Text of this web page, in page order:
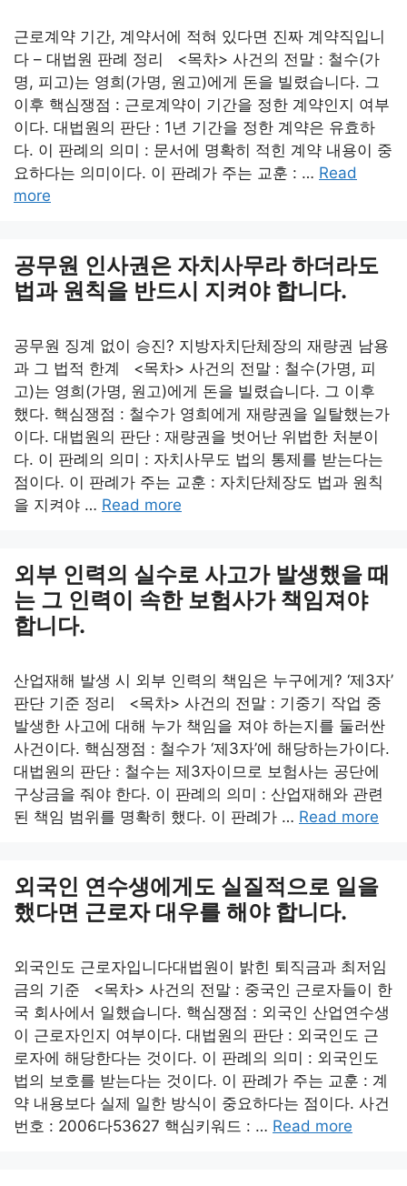
근로계약 기간, 계약서에 적혀 있다면 진짜 계약직입니
다 – 대법원 판례 정리 <목차> 사건의 전말 : 철수(가
명, 피고)는 영희(가명, 원고)에게 돈을 빌렸습니다. 그
이후 핵심쟁점 : 근로계약이 기간을 정한 계약인지 여부
이다. 대법원의 판단 : 1년 기간을 정한 계약은 유효하
다. 이 판례의 의미 : 문서에 명확히 적힌 계약 내용이 중
요하다는 의미이다. 이 판례가 주는 교훈 : … Read
more
공무원 인사권은 자치사무라 하더라도
법과 원칙을 반드시 지켜야 합니다.
공무원 징계 없이 승진? 지방자치단체장의 재량권 남용
과 그 법적 한계 <목차> 사건의 전말 : 철수(가명, 피
고)는 영희(가명, 원고)에게 돈을 빌렸습니다. 그 이후
했다. 핵심쟁점 : 철수가 영희에게 재량권을 일탈했는가
이다. 대법원의 판단 : 재량권을 벗어난 위법한 처분이
다. 이 판례의 의미 : 자치사무도 법의 통제를 받는다는
점이다. 이 판례가 주는 교훈 : 자치단체장도 법과 원칙
을 지켜야 … Read more
외부 인력의 실수로 사고가 발생했을 때
는 그 인력이 속한 보험사가 책임져야
합니다.
산업재해 발생 시 외부 인력의 책임은 누구에게? ‘제3자’
판단 기준 정리 <목차> 사건의 전말 : 기중기 작업 중
발생한 사고에 대해 누가 책임을 져야 하는지를 둘러싼
사건이다. 핵심쟁점 : 철수가 ‘제3자’에 해당하는가이다.
대법원의 판단 : 철수는 제3자이므로 보험사는 공단에
구상금을 줘야 한다. 이 판례의 의미 : 산업재해와 관련
된 책임 범위를 명확히 했다. 이 판례가 … Read more
외국인 연수생에게도 실질적으로 일을
했다면 근로자 대우를 해야 합니다.
외국인도 근로자입니다대법원이 밝힌 퇴직금과 최저임
금의 기준 <목차> 사건의 전말 : 중국인 근로자들이 한
국 회사에서 일했습니다. 핵심쟁점 : 외국인 산업연수생
이 근로자인지 여부이다. 대법원의 판단 : 외국인도 근
로자에 해당한다는 것이다. 이 판례의 의미 : 외국인도
법의 보호를 받는다는 것이다. 이 판례가 주는 교훈 : 계
약 내용보다 실제 일한 방식이 중요하다는 점이다. 사건
번호 : 2006다53627 핵심키워드 : … Read more